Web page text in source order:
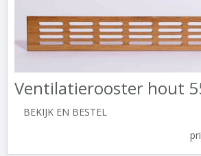
Ventilatierooster hout
BEKIJK EN BESTEL